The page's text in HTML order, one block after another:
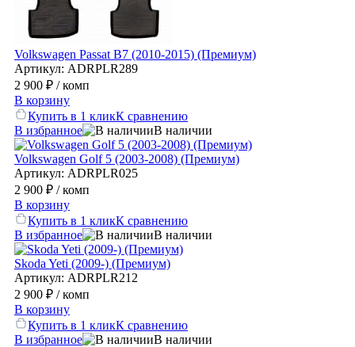
Volkswagen Passat B7 (2010-2015) (Премиум)
Артикул: ADRPLR289
2 900 ₽ / комп
В корзину
Купить в 1 кликК сравнению
В избранное
В наличии
Volkswagen Golf 5 (2003-2008) (Премиум)
Артикул: ADRPLR025
2 900 ₽ / комп
В корзину
Купить в 1 кликК сравнению
В избранное
В наличии
Skoda Yeti (2009-) (Премиум)
Артикул: ADRPLR212
2 900 ₽ / комп
В корзину
Купить в 1 кликК сравнению
В избранное
В наличии